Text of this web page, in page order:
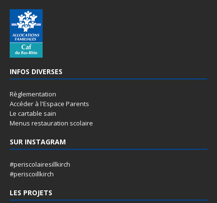
INFOS DIVERSES
Règlementation
Accéder à l'Espace Parents
Le cartable sain
Menus restauration scolaire
SUR INSTAGRAM
#periscolairesillkirch
#periscoillkirch
LES PROJETS